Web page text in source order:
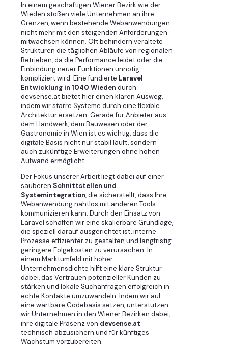
In einem geschäftigen Wiener Bezirk wie der
Wieden stoßen viele Unternehmen an ihre
Grenzen, wenn bestehende Webanwendungen
nicht mehr mit den steigenden Anforderungen
mitwachsen können. Oft behindern veraltete
Strukturen die täglichen Abläufe von regionalen
Betrieben, da die Performance leidet oder die
Einbindung neuer Funktionen unnötig
kompliziert wird. Eine fundierte Laravel
Entwicklung in 1040 Wieden durch
devsense.at bietet hier einen klaren Ausweg,
indem wir starre Systeme durch eine flexible
Architektur ersetzen. Gerade für Anbieter aus
dem Handwerk, dem Bauwesen oder der
Gastronomie in Wien ist es wichtig, dass die
digitale Basis nicht nur stabil läuft, sondern
auch zukünftige Erweiterungen ohne hohen
Aufwand ermöglicht.
Der Fokus unserer Arbeit liegt dabei auf einer
sauberen Schnittstellen und
Systemintegration, die sicherstellt, dass Ihre
Webanwendung nahtlos mit anderen Tools
kommunizieren kann. Durch den Einsatz von
Laravel schaffen wir eine skalierbare Grundlage,
die speziell darauf ausgerichtet ist, interne
Prozesse effizienter zu gestalten und langfristig
geringere Folgekosten zu verursachen. In
einem Marktumfeld mit hoher
Unternehmensdichte hilft eine klare Struktur
dabei, das Vertrauen potenzieller Kunden zu
stärken und lokale Suchanfragen erfolgreich in
echte Kontakte umzuwandeln. Indem wir auf
eine wartbare Codebasis setzen, unterstützen
wir Unternehmen in den Wiener Bezirken dabei,
ihre digitale Präsenz von devsense.at
technisch abzusichern und für künftiges
Wachstum vorzubereiten.